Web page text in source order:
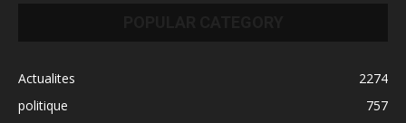
Actualites
2274
politique
757